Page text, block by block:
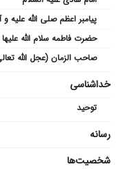
پیامبر اعظم صلی الله علیه و
حضرت فاطمه سلام الله علیها
صاحب الزمان (عجل الله
خداشناسی
توحید
رسانه
شخصیت‌ها